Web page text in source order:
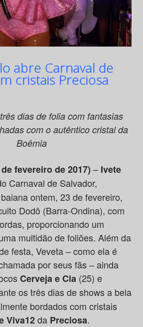
abre Carnaval de
cristais Preciosa
dias de folia com fantasias
com o autêntico cristal da
Boêmia
fevereiro de 2017) – Ivete
Carnaval de Salvador,
ontem, 23 de fevereiro,
Dodô (Barra-Ondina), com
proporcionando um
multidão de foliões. Além da
festa, Veveta – como ela é
por seus fãs – ainda
Cerveja e Cia (25) e
os três dias de shows a bela
bordados com cristais
Viva12da Preciosa.